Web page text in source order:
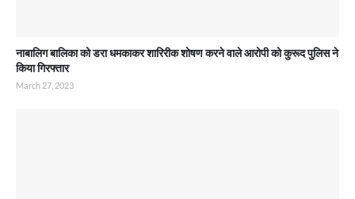
नाबालिग बालिका को डरा धमकाकर शारिरीक शोषण करने वाले आरोपी को कुरूद पुलिस ने
किया गिरफ्तार
March 27, 2023